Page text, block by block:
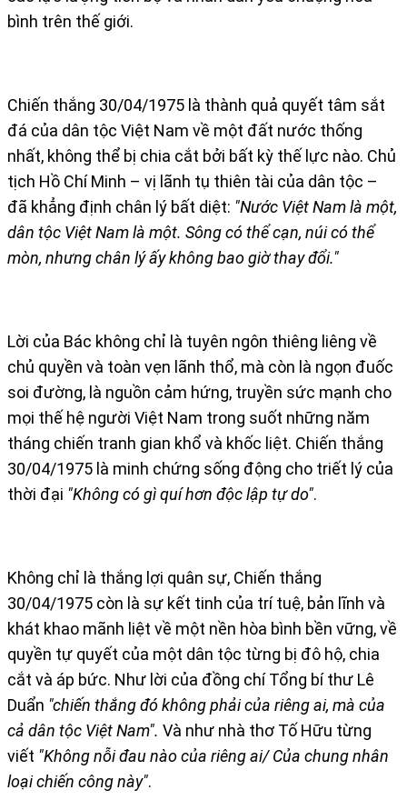
bình trên thế giới.
Chiến thắng 30/04/1975 là thành quả quyết tâm sắt
đá của dân tộc Việt Nam về một đất nước thống
nhất, không thể bị chia cắt bởi bất kỳ thế lực nào. Chủ
tịch Hồ Chí Minh – vị lãnh tụ thiên tài của dân tộc –
đã khẳng định chân lý bất diệt: "Nước Việt Nam là một,
dân tộc Việt Nam là một. Sông có thể cạn, núi có thể
mòn, nhưng chân lý ấy không bao giờ thay đổi."
Lời của Bác không chỉ là tuyên ngôn thiêng liêng về
chủ quyền và toàn vẹn lãnh thổ, mà còn là ngọn đuốc
soi đường, là nguồn cảm hứng, truyền sức mạnh cho
mọi thế hệ người Việt Nam trong suốt những năm
tháng chiến tranh gian khổ và khốc liệt. Chiến thắng
30/04/1975 là minh chứng sống động cho triết lý của
thời đại "Không có gì quí hơn độc lập tự do".
Không chỉ là thắng lợi quân sự, Chiến thắng
30/04/1975 còn là sự kết tinh của trí tuệ, bản lĩnh và
khát khao mãnh liệt về một nền hòa bình bền vững, về
quyền tự quyết của một dân tộc từng bị đô hộ, chia
cắt và áp bức. Như lời của đồng chí Tổng bí thư Lê
Duẩn "chiến thắng đó không phải của riêng ai, mà của
cả dân tộc Việt Nam". Và như nhà thơ Tố Hữu từng
viết "Không nỗi đau nào của riêng ai/ Của chung nhân
loại chiến công này".